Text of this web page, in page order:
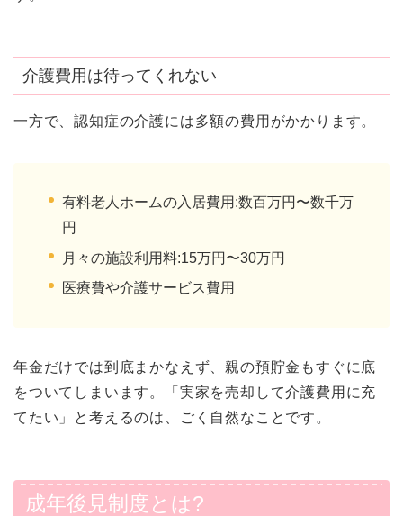
介護費用は待ってくれない
一方で、認知症の介護には多額の費用がかかります。
有料老人ホームの入居費用:数百万円〜数千万
円
月々の施設利用料:15万円〜30万円
医療費や介護サービス費用
年金だけでは到底まかなえず、親の預貯金もすぐに底
をついてしまいます。「実家を売却して介護費用に充
てたい」と考えるのは、ごく自然なことです。
成年後見制度とは?